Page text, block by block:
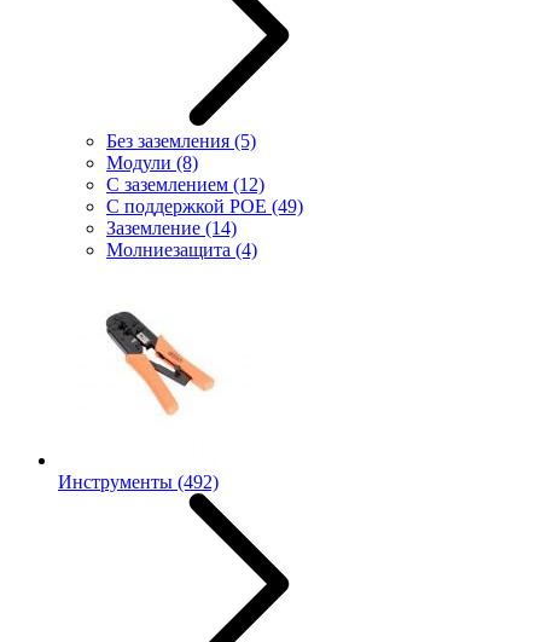
Без заземления (5)
Модули (8)
С заземлением (12)
С поддержкой POE (49)
Заземление (14)
Молниезащита (4)
Инструменты (492)